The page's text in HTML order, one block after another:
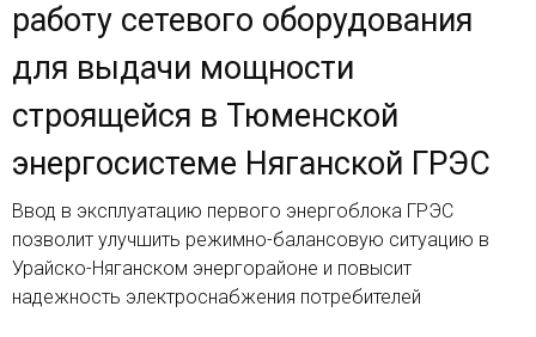
работу сетевого оборудования
для выдачи мощности
строящейся в Тюменской
энергосистеме Няганской ГРЭС
Ввод в эксплуатацию первого энергоблока ГРЭС
позволит улучшить режимно-балансовую ситуацию в
Урайско-Няганском энергорайоне и повысит
надежность электроснабжения потребителей